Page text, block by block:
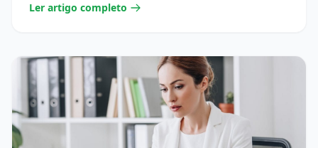
Ler artigo completo